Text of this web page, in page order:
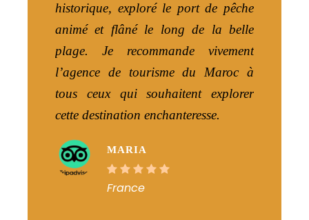
historique, exploré le port de pêche
animé et flâné le long de la belle
plage. Je recommande vivement
l’agence de tourisme du Maroc à
tous ceux qui souhaitent explorer
cette destination enchanteresse.
MARIA
France